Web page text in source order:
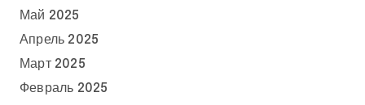
Май 2025
Апрель 2025
Март 2025
Февраль 2025